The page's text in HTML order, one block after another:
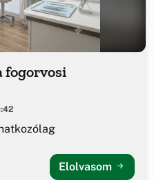
fogorvosi
Elolvasom